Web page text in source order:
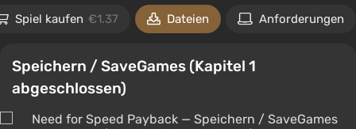
Spiel kaufen €1.37 Dateien Anforderungen
Speichern / SaveGames (Kapitel 1
abgeschlossen)